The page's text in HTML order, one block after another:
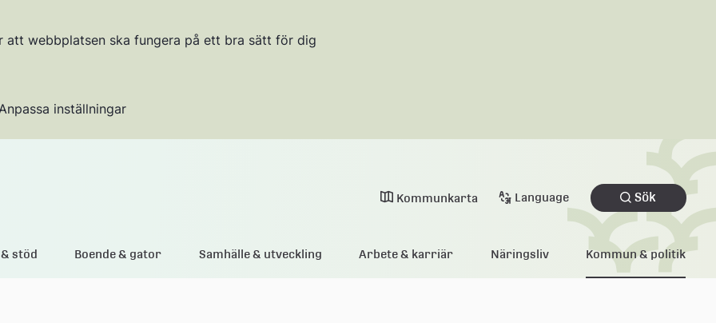
att webbplatsen ska fungera på ett bra sätt för dig
inställningar
Kommunkarta Language Sök
stöd Boende & gator Samhälle & utveckling Arbete & karriär Näringsliv Kommun & politik